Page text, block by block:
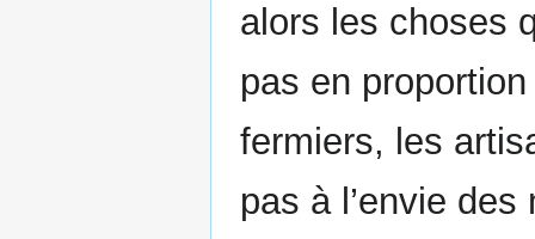
alors les choses
pas en
fermiers, les
pas à l’envie